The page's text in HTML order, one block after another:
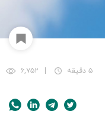
۵ دقیقه ۶,۷۵۲